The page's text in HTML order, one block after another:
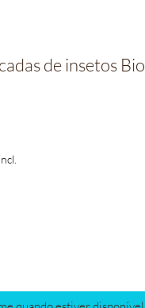
de insetos Bio